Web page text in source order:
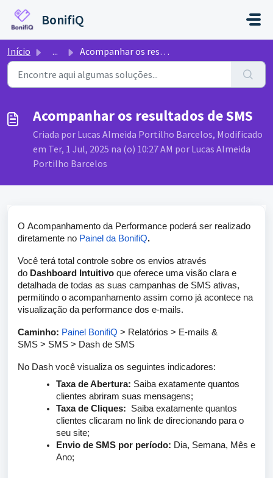
BonifiQ
Início ... Acompanhar os resultados de SMS
Acompanhar os resultados de SMS
Criada por Lucas Almeida Portilho Barcelos, Modificado
em Ter, 1 Jul, 2025 na (o) 10:27 AM por Lucas Almeida
Portilho Barcelos
O Acompanhamento da Performance poderá ser realizado
diretamente no Painel da BonifiQ.
Você terá total controle sobre os envios através
do Dashboard Intuitivo que oferece uma visão clara e
detalhada de todas as suas campanhas de SMS ativas,
permitindo o acompanhamento assim como já acontece na
visualização da performance dos e-mails.
Caminho: Painel BonifiQ > Relatórios > E-mails &
SMS > SMS > Dash de SMS
No Dash você visualiza os seguintes indicadores:
Taxa de Abertura: Saiba exatamente quantos
clientes abriram suas mensagens;
Taxa de Cliques:
Saiba exatamente quantos
clientes clicaram no link de direcionando para o
seu site;
Envio de SMS por período: Dia, Semana, Mês e
Ano;